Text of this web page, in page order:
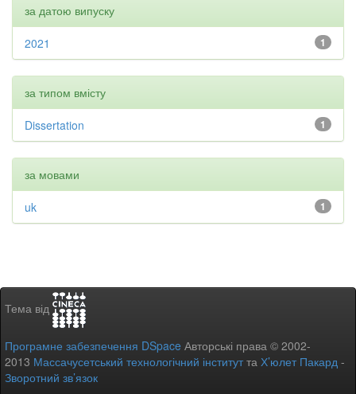
за датою випуску
1
2021
за типом вмісту
1
Dissertation
за мовами
1
uk
Тема від
Програмне забезпечення DSpace Авторські права © 2002-
2013 Массачусетський технологічний інститутта Х’юлет Пакард -
Зворотний зв’язок